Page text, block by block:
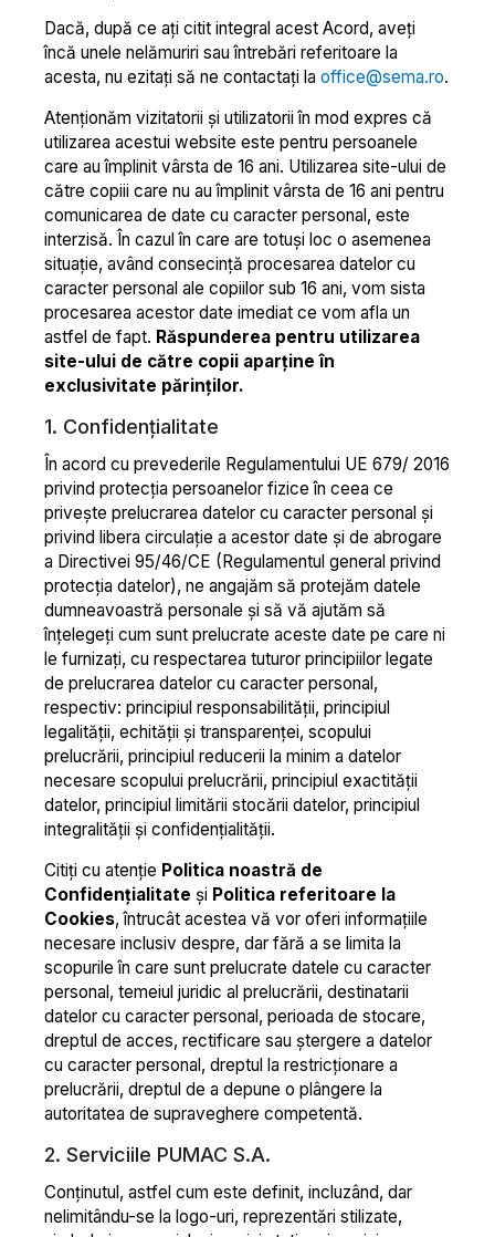
Dacă, după ce ați citit integral acest Acord, aveți
încă unele nelămuriri sau întrebări referitoare la
acesta, nu ezitați să ne contactați la office@sema.ro.
Atenționăm vizitatorii şi utilizatorii în mod expres că
utilizarea acestui website este pentru persoanele
care au împlinit vârsta de 16 ani. Utilizarea site-ului de
către copiii care nu au împlinit vârsta de 16 ani pentru
comunicarea de date cu caracter personal, este
interzisă. În cazul în care are totuși loc o asemenea
situație, având consecință procesarea datelor cu
caracter personal ale copiilor sub 16 ani, vom sista
procesarea acestor date imediat ce vom afla un
astfel de fapt. Răspunderea pentru utilizarea
site-ului de către copii aparține în
exclusivitate părinților.
1. Confidențialitate
În acord cu prevederile Regulamentului UE 679/ 2016
privind protecția persoanelor fizice în ceea ce
privește prelucrarea datelor cu caracter personal și
privind libera circulație a acestor date și de abrogare
a Directivei 95/46/CE (Regulamentul general privind
protecția datelor), ne angajăm să protejăm datele
dumneavoastră personale și să vă ajutăm să
înțelegeți cum sunt prelucrate aceste date pe care ni
le furnizați, cu respectarea tuturor principiilor legate
de prelucrarea datelor cu caracter personal,
respectiv: principiul responsabilității, principiul
legalității, echității și transparenței, scopului
prelucrării, principiul reducerii la minim a datelor
necesare scopului prelucrării, principiul exactității
datelor, principiul limitării stocării datelor, principiul
integralității și confidențialității.
Citiți cu atenție Politica noastră de
Confidențialitate și Politica referitoare la
Cookies, întrucât acestea vă vor oferi informațiile
necesare inclusiv despre, dar fără a se limita la
scopurile în care sunt prelucrate datele cu caracter
personal, temeiul juridic al prelucrării, destinatarii
datelor cu caracter personal, perioada de stocare,
dreptul de acces, rectificare sau ștergere a datelor
cu caracter personal, dreptul la restricționare a
prelucrării, dreptul de a depune o plângere la
autoritatea de supraveghere competentă.
2. Serviciile PUMAC S.A.
Conținutul, astfel cum este definit, incluzând, dar
nelimitându-se la logo-uri, reprezentări stilizate,